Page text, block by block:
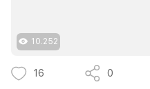
10.252
16 0